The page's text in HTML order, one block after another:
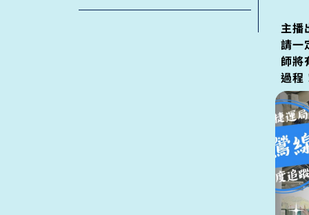
主播
請一
師將
過程